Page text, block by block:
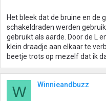
Het bleek dat de bruine en de
schakeldraden werden
gebruikt als aarde. Door de L
klein draadje aan elkaar te
beetje trots op mezelf dat ik
W Winnieandbuzz